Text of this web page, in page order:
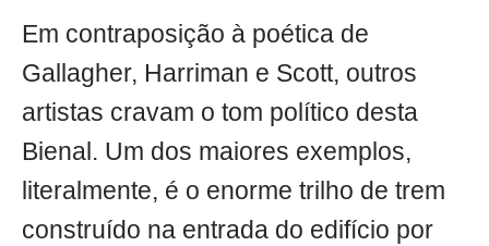
Em contraposição à poética de
Gallagher, Harriman e Scott, outros
artistas cravam o tom político desta
Bienal. Um dos maiores exemplos,
literalmente, é o enorme trilho de trem
construído na entrada do edifício por